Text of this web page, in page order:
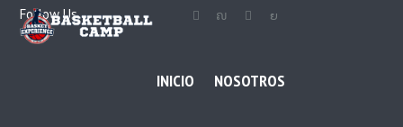
Follow Us
INICIO NOSOTROS